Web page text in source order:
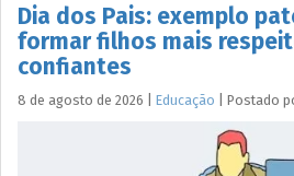
Dia dos Pais: exemplo
formar filhos mais
confiantes
8 de agosto de 2026 Educação Postado